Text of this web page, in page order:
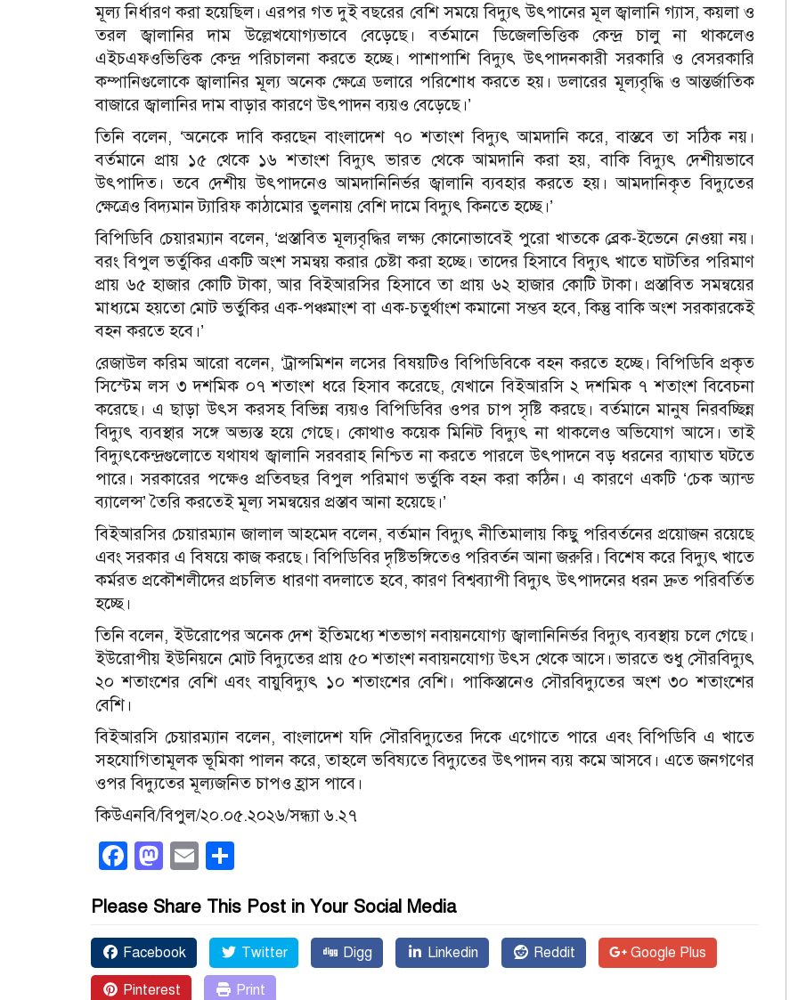
মূল্য নির্ধারণ করা হয়েছিল। এরপর গত দুই বছরের বেশি সময়ে বিদ্যুৎ উৎপানের মূল জ্বালানি গ্যাস, কয়লা ও
তরল জ্বালানির দাম উল্লেখযোগ্যভাবে বেড়েছে। বর্তমানে ডিজেলভিত্তিক কেন্দ্র চালু না থাকলেও
এইচএফওভিত্তিক কেন্দ্র পরিচালনা করতে হচ্ছে। পাশাপাশি বিদ্যুৎ উৎপাদনকারী সরকারি ও বেসরকারি
কম্পানিগুলোকে জ্বালানির মূল্য অনেক ক্ষেত্রে ডলারে পরিশোধ করতে হয়। ডলারের মূল্যবৃদ্ধি ও আন্তর্জাতিক
বাজারে জ্বালানির দাম বাড়ার কারণে উৎপাদন ব্যয়ও বেড়েছে।’
তিনি বলেন, ‘অনেকে দাবি করছেন বাংলাদেশ ৭০ শতাংশ বিদ্যুৎ আমদানি করে, বাস্তবে তা সঠিক নয়।
বর্তমানে প্রায় ১৫ থেকে ১৬ শতাংশ বিদ্যুৎ ভারত থেকে আমদানি করা হয়, বাকি বিদ্যুৎ দেশীয়ভাবে
উৎপাদিত। তবে দেশীয় উৎপাদনেও আমদানিনির্ভর জ্বালানি ব্যবহার করতে হয়। আমদানিকৃত বিদ্যুতের
ক্ষেত্রেও বিদ্যমান ট্যারিফ কাঠামোর তুলনায় বেশি দামে বিদ্যুৎ কিনতে হচ্ছে।’
বিপিডিবি চেয়ারম্যান বলেন, ‘প্রস্তাবিত মূল্যবৃদ্ধির লক্ষ্য কোনোভাবেই পুরো খাতকে ব্রেক-ইভেনে নেওয়া নয়।
বরং বিপুল ভর্তুকির একটি অংশ সমন্বয় করার চেষ্টা করা হচ্ছে। তাদের হিসাবে বিদ্যুৎ খাতে ঘাটতির পরিমাণ
প্রায় ৬৫ হাজার কোটি টাকা, আর বিইআরসির হিসাবে তা প্রায় ৬২ হাজার কোটি টাকা। প্রস্তাবিত সমন্বয়ের
মাধ্যমে হয়তো মোট ভর্তুকির এক-পঞ্চমাংশ বা এক-চতুর্থাংশ কমানো সম্ভব হবে, কিন্তু বাকি অংশ সরকারকেই
বহন করতে হবে।’
রেজাউল করিম আরো বলেন, ‘ট্রান্সমিশন লসের বিষয়টিও বিপিডিবিকে বহন করতে হচ্ছে। বিপিডিবি প্রকৃত
সিস্টেম লস ৩ দশমিক ০৭ শতাংশ ধরে হিসাব করেছে, যেখানে বিইআরসি ২ দশমিক ৭ শতাংশ বিবেচনা
করেছে। এ ছাড়া উৎস করসহ বিভিন্ন ব্যয়ও বিপিডিবির ওপর চাপ সৃষ্টি করছে। বর্তমানে মানুষ নিরবচ্ছিন্ন
বিদ্যুৎ ব্যবস্থার সঙ্গে অভ্যস্ত হয়ে গেছে। কোথাও কয়েক মিনিট বিদ্যুৎ না থাকলেও অভিযোগ আসে। তাই
বিদ্যুৎকেন্দ্রগুলোতে যথাযথ জ্বালানি সরবরাহ নিশ্চিত না করতে পারলে উৎপাদনে বড় ধরনের ব্যাঘাত ঘটতে
পারে। সরকারের পক্ষেও প্রতিবছর বিপুল পরিমাণ ভর্তুকি বহন করা কঠিন। এ কারণে একটি ‘চেক অ্যান্ড
ব্যালেন্স’ তৈরি করতেই মূল্য সমন্বয়ের প্রস্তাব আনা হয়েছে।’
বিইআরসির চেয়ারম্যান জালাল আহমেদ বলেন, বর্তমান বিদ্যুৎ নীতিমালায় কিছু পরিবর্তনের প্রয়োজন রয়েছে
এবং সরকার এ বিষয়ে কাজ করছে। বিপিডিবির দৃষ্টিভঙ্গিতেও পরিবর্তন আনা জরুরি। বিশেষ করে বিদ্যুৎ খাতে
কর্মরত প্রকৌশলীদের প্রচলিত ধারণা বদলাতে হবে, কারণ বিশ্বব্যাপী বিদ্যুৎ উৎপাদনের ধরন দ্রুত পরিবর্তিত
হচ্ছে।
তিনি বলেন, ইউরোপের অনেক দেশ ইতিমধ্যে শতভাগ নবায়নযোগ্য জ্বালানিনির্ভর বিদ্যুৎ ব্যবস্থায় চলে গেছে।
ইউরোপীয় ইউনিয়নে মোট বিদ্যুতের প্রায় ৫০ শতাংশ নবায়নযোগ্য উৎস থেকে আসে। ভারতে শুধু সৌরবিদ্যুৎ
২০ শতাংশের বেশি এবং বায়ুবিদ্যুৎ ১০ শতাংশের বেশি। পাকিস্তানেও সৌরবিদ্যুতের অংশ ৩০ শতাংশের
বেশি।
বিইআরসি চেয়ারম্যান বলেন, বাংলাদেশ যদি সৌরবিদ্যুতের দিকে এগোতে পারে এবং বিপিডিবি এ খাতে
সহযোগিতামূলক ভূমিকা পালন করে, তাহলে ভবিষ্যতে বিদ্যুতের উৎপাদন ব্যয় কমে আসবে। এতে জনগণের
ওপর বিদ্যুতের মূল্যজনিত চাপও হ্রাস পাবে।
কিউএনবি/বিপুল/২০.০৫.২০২৬/সন্ধ্যা ৬.২৭
Facebook
Mastodon
Email
Please Share This Post in Your Social Media
Facebook Twitter Digg Linkedin Reddit Google Plus
Pinterest Print